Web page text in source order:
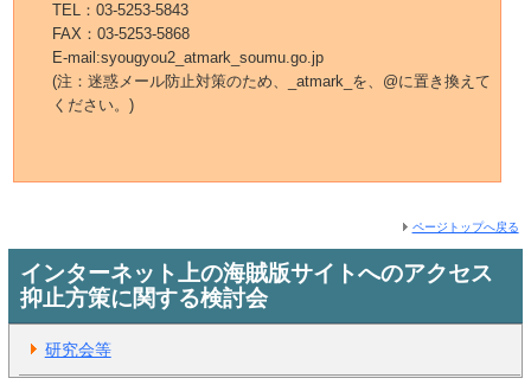
TEL：03-5253-5843
FAX：03-5253-5868
E-mail:syougyou2_atmark_soumu.go.jp
(注：迷惑メール防止対策のため、_atmark_を、@に置き換えて
ください。)
ページトップへ戻る
インターネット上の海賊版サイトへのアクセス
抑止方策に関する検討会
研究会等